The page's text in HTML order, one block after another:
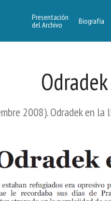
Presentación
del Archivo
Biografía
2008). Odradek en la